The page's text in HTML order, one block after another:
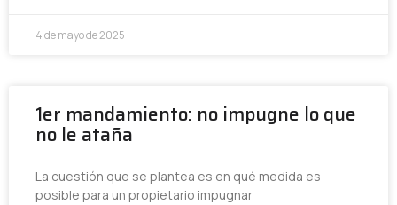
4 de mayo de 2025
1er mandamiento: no impugne lo que
no le ataña
La cuestión que se plantea es en qué medida es
posible para un propietario impugnar